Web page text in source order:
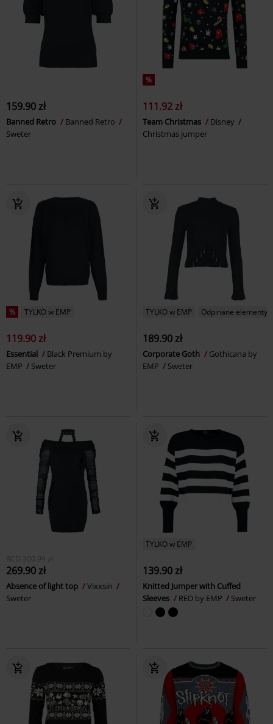
159.90 zł
Banned Retro
Banned Retro
Sweter
%
111.92 zł
Team Christmas
Disney
Christmas jumper
% TYLKO w EMP
119.90 zł
Essential
Black Premium by
EMP
Sweter
TYLKO w EMP Odpinane elementy
189.90 zł
Corporate Goth
Gothicana by
EMP
Sweter
RCD 300.99 zł
269.90 zł
Absence of light top
Vixxsin
Sweter
TYLKO w EMP
139.90 zł
Knitted Jumper with Cuffed
Sleeves
RED by EMP Sweter